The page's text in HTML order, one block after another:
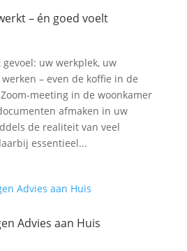
– én goed voelt
uw werkplek, uw
– even de koffie in de
meeting in de woonkamer
afmaken in uw
de realiteit van veel
essentieel...
Advies aan Huis